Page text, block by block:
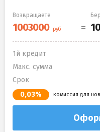
Возвращаете
1й кредит
Макс. сумма
Срок
0,03% комиссия для